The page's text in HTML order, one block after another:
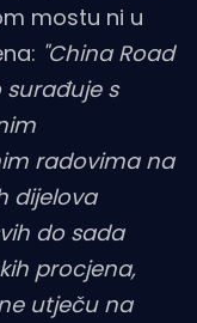
mostu ni u
"China Road
s
radovima na
dijelova
do sada
procjena,
utječu na